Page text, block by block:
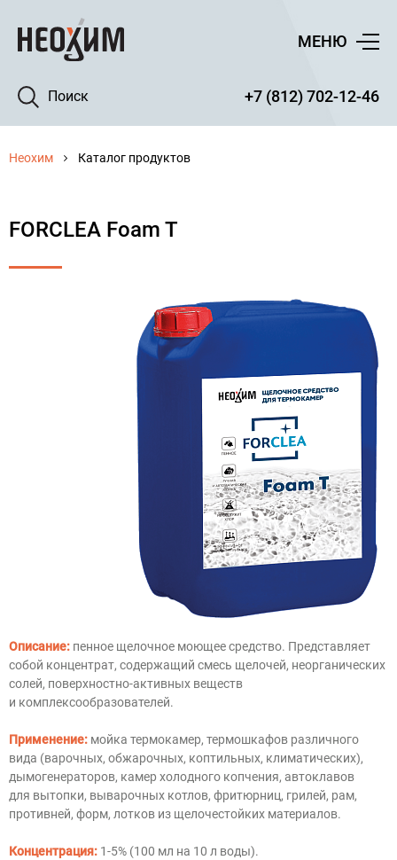
Поиск
МЕНЮ
+7 (812) 702-12-46
Неохим Каталог продуктов
FORCLEA Foam T
Описание: пенное щелочное моющее средство. Представляет
собой концентрат, содержащий смесь щелочей, неорганических
солей, поверхностно-активных веществ
и комплексообразователей.
Применение: мойка термокамер, термошкафов различного
вида (варочных, обжарочных, коптильных, климатических),
дымогенераторов, камер холодного копчения, автоклавов
для вытопки, выварочных котлов, фритюрниц, грилей, рам,
противней, форм, лотков из щелочестойких материалов.
Концентрация: 1-5% (100 мл на 10 л воды).